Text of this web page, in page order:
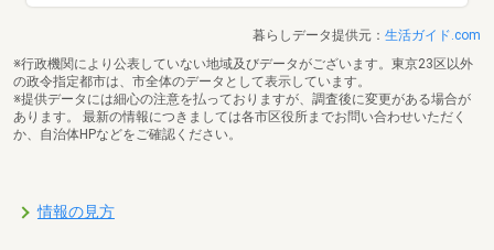
暮らしデータ提供元： 生活ガイド.com
※行政機関により公表していない地域及びデータがございます。東京23区以外
の政令指定都市は、市全体のデータとして表示しています。
※提供データには細心の注意を払っておりますが、調査後に変更がある場合が
あります。 最新の情報につきましては各市区役所までお問い合わせいただく
か、自治体HPなどをご確認ください。
情報の見方